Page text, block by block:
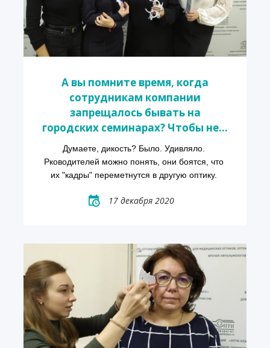
А вы помните время, когда
сотрудникам компании
запрещалось бывать на
городских семинарах? Чтобы не...
Думаете, дикость? Было. Удивляло.
Рководителей можно понять, они боятся, что
их "кадры" переметнутся в другую оптику.
17 декабря 2020